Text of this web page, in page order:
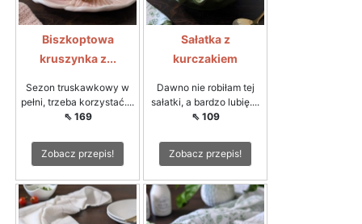
Biszkoptowa
kruszynka z...
Sezon truskawkowy w
pełni, trzeba korzystać....
⇖ 169
Zobacz przepis!
Sałatka z
kurczakiem
Dawno nie robiłam tej
sałatki, a bardzo lubię....
⇖ 109
Zobacz przepis!